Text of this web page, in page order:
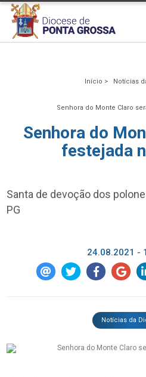
Início > Notícias
Senhora do Monte Claro
Senhora do
festejada
Santa de devoção dos
PG
24.08.2021 -
Notícias da